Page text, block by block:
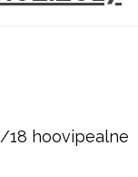
18 hoovipealne